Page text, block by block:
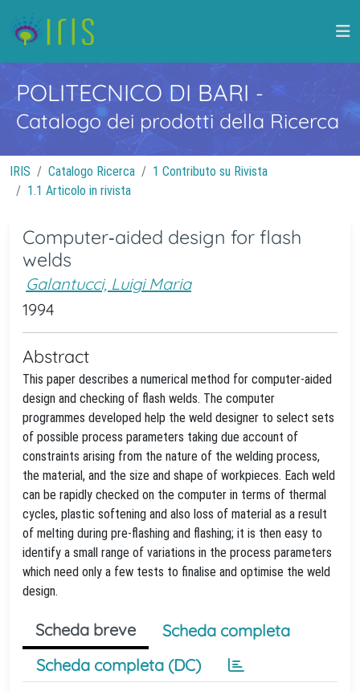
POLITECNICO DI BARI -
Catalogo dei prodotti della Ricerca
IRIS Catalogo Ricerca
1 Contributo su Rivista
1.1 Articolo in rivista
Computer‐aided design for flash
welds
Galantucci, Luigi Maria
1994
Abstract
This paper describes a numerical method for computer‐aided
design and checking of flash welds. The computer
programmes developed help the weld designer to select sets
of possible process parameters taking due account of
constraints arising from the nature of the welding process,
the material, and the size and shape of workpieces. Each weld
can be rapidly checked on the computer in terms of thermal
cycles, plastic softening and also loss of material as a result
of melting during pre‐flashing and flashing; it is then easy to
identify a small range of variations in the process parameters
which need only a few tests to finalise and optimise the weld
design.
Scheda breve
Scheda completa
Scheda completa (DC)